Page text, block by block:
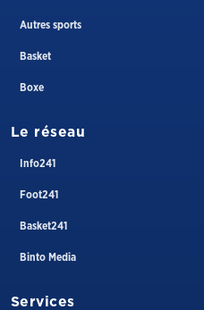
Autres sports
Basket
Boxe
Le réseau
Info241
Foot241
Basket241
Binto Media
Services